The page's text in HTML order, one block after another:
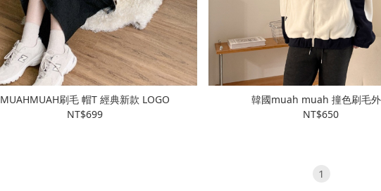
MUAHMUAH刷毛 帽T 經典新款 LOGO
NT$699
韓國muah muah 撞色刷毛
NT$650
1